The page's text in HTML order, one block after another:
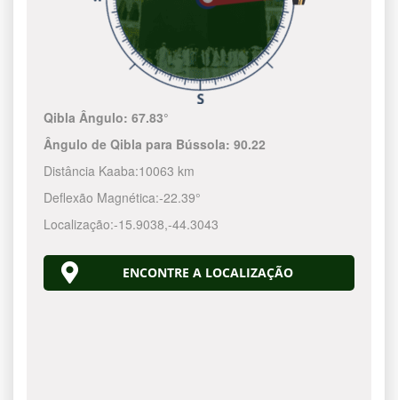
Qibla Ângulo:67.83°
Ângulo de Qibla para Bússola:90.22
Distância Kaaba:10063 km
Deflexão Magnética:-22.39°
Localização:-15.9038,-44.3044
ENCONTRE A LOCALIZAÇÃO